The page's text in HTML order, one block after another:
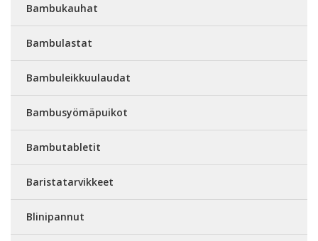
Bambukauhat
Bambulastat
Bambuleikkuulaudat
Bambusyömäpuikot
Bambutabletit
Baristatarvikkeet
Blinipannut